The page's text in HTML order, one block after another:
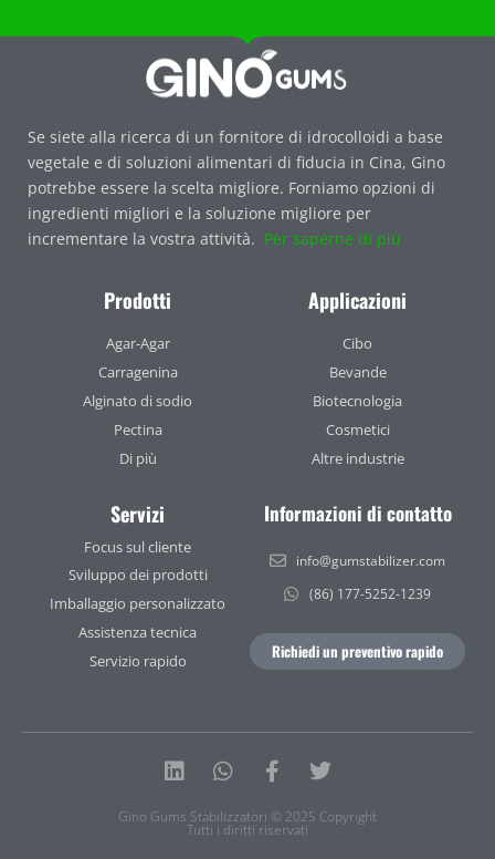
Se siete alla ricerca di un fornitore di idrocolloidi a base
vegetale e di soluzioni alimentari di fiducia in Cina, Gino
potrebbe essere la scelta migliore. Forniamo opzioni di
ingredienti migliori e la soluzione migliore per
incrementare la vostra attività. Per saperne di più
Prodotti
Agar-Agar
Carragenina
Alginato di sodio
Pectina
Di più
Applicazioni
Cibo
Bevande
Biotecnologia
Cosmetici
Altre industrie
Servizi
Focus sul cliente
Sviluppo dei prodotti
Imballaggio personalizzato
Assistenza tecnica
Servizio rapido
Informazioni di contatto
info@gumstabilizer.com
(86) 177-5252-1239
Richiedi un preventivo rapido
LinkedinWhatsapp
Facebook-
Twitter
Gino Gums Stabilizzatori © 2025 Copyright
Tutti i diritti riservati